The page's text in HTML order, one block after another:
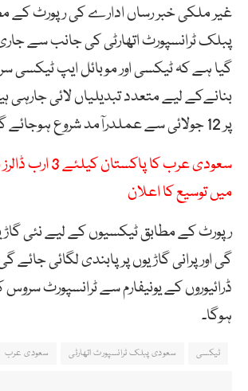
غیر ملکی خبر رساں ادارے کی رپورٹ کے
پبلکٹرانسپورٹاتھارٹیکی جانب سے جاری
گیا ہے کہٹیکسیاورموبائلایپٹیکسی
بنانےکےلیےمتعددتبدیلیاںلائیجارہی
پر12 جولائیسےعملدرآمدشروعہوجائے
سعودی عرب کا
میں توسیع کا اعلان
رپورٹ کے مطابق ٹیکسیوںکےلیےنئی
گیاورپرانیگاڑیوںپرپابندیلگائیجائے
ڈرائیوروںکےیونیفارمسےٹرانسپورٹسروس
ہوگا۔
ٹیکسی سعودی پبلک ٹرانسپورٹ اتھارٹی سعودی عرب